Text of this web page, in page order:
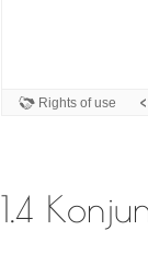
1.4